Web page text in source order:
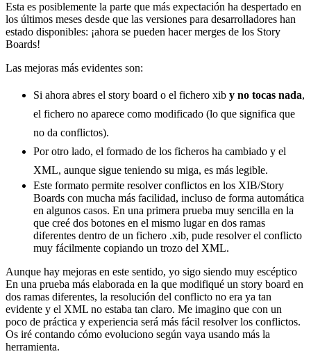
Esta es posiblemente la parte que más expectación ha despertado en
los últimos meses desde que las versiones para desarrolladores han
estado disponibles: ¡ahora se pueden hacer merges de los Story
Boards!
Las mejoras más evidentes son:
Si ahora abres el story board o el fichero xib y no tocas nada,
el fichero no aparece como modificado (lo que significa que
no da conflictos).
Por otro lado, el formado de los ficheros ha cambiado y el
XML, aunque sigue teniendo su miga, es más legible.
Este formato permite resolver conflictos en los XIB/Story
Boards con mucha más facilidad, incluso de forma automática
en algunos casos. En una primera prueba muy sencilla en la
que creé dos botones en el mismo lugar en dos ramas
diferentes dentro de un fichero .xib, pude resolver el conflicto
muy fácilmente copiando un trozo del XML.
Aunque hay mejoras en este sentido, yo sigo siendo muy escéptico
En una prueba más elaborada en la que modifiqué un story board en
dos ramas diferentes, la resolución del conflicto no era ya tan
evidente y el XML no estaba tan claro. Me imagino que con un
poco de práctica y experiencia será más fácil resolver los conflictos.
Os iré contando cómo evoluciono según vaya usando más la
herramienta.